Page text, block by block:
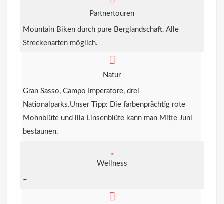
Partnertouren
Mountain Biken durch pure Berglandschaft. Alle
Streckenarten möglich.
Natur
Gran Sasso, Campo Imperatore, drei
Nationalparks.Unser Tipp: Die farbenprächtig rote
Mohnblüte und lila Linsenblüte kann man Mitte Juni
bestaunen.
Wellness
–